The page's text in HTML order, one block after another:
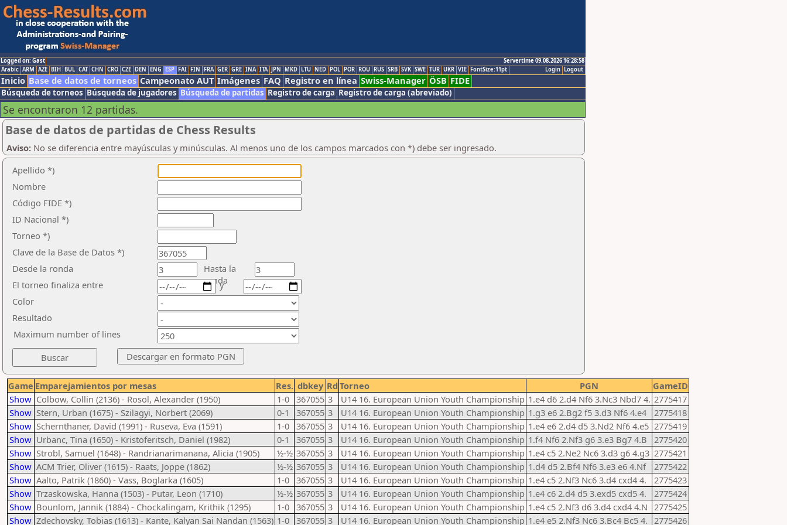
Logged on: Gast
Servertime 09.08.2026 16:28:58
Logout
Login
Arabic ARM AZE BIH BUL CAT CHN CRO CZE DEN ENG ESP FAI FIN FRA GER GRE INA ITA JPN MKD LTU NED POL POR ROU RUS SRB SVK SWE TUR UKR VIE FontSize:11pt
Inicio Base de datos de torneos Campeonato AUT Imágenes FAQ Registro en línea Swiss-Manager ÖSB FIDE
Búsqueda de torneos Búsqueda de jugadores Búsqueda de partidas Registro de carga Registro de carga (abreviado)
Se encontraron 12 partidas.
Base de datos de partidas de Chess Results
Aviso: No se diferencia entre mayúsculas y minúsculas. Al menos uno de los campos marcados con *) debe ser ingresado.
Apellido *)
Nombre
Código FIDE *)
ID Nacional *)
Torneo *)
Clave de la Base de Datos *)
Desde la ronda
Hasta la
ronda
El torneo finaliza entre
Color
Resultado
y
Maximum number of lines
Game Emparejamientos por mesas Res. dbkey Rd Torneo PGN
GameID
Show Colbow, Collin (2136) - Rosol, Alexander (1950) 1-0 367055 3 U14 16. European Union Youth Championship 1.e4 d6 2.d4 Nf6 3.Nc3 Nbd7 4. 2775417
Show Stern, Urban (1675) - Szilagyi, Norbert (2069) 0-1 367055 3 U14 16. European Union Youth Championship 1.g3 e6 2.Bg2 f5 3.d3 Nf6 4.e4
2775418
Show Schernthaner, David (1991) - Ruseva, Eva (1591) 1-0 367055 3 U14 16. European Union Youth Championship 1.e4 e6 2.d4 d5 3.Nd2 Nf6 4.e5 2775419
Show Urbanc, Tina (1650) - Kristoferitsch, Daniel (1982) 0-1 367055 3 U14 16. European Union Youth Championship 1.f4 Nf6 2.Nf3 g6 3.e3 Bg7 4.B
2775420
Show Strobl, Samuel (1648) - Randrianarimanana, Alicia (1905) ½-½ 367055 3 U14 16. European Union Youth Championship 1.e4 c5 2.Ne2 Nc6 3.d3 g6 4.g3 2775421
Show ACM Trier, Oliver (1615) - Raats, Joppe (1862) ½-½ 367055 3 U14 16. European Union Youth Championship 1.d4 d5 2.Bf4 Nf6 3.e3 e6 4.Nf
2775422
Show Aalto, Patrik (1860) - Vass, Boglarka (1605) 1-0 367055 3 U14 16. European Union Youth Championship 1.e4 c5 2.Nf3 Nc6 3.d4 cxd4 4.
2775423
Show Trzaskowska, Hanna (1503) - Putar, Leon (1710) ½-½ 367055 3 U14 16. European Union Youth Championship 1.e4 c6 2.d4 d5 3.exd5 cxd5 4.
2775424
Show Bounlom, Jannik (1884) - Chockalingam, Krithik (1295) 1-0 367055 3 U14 16. European Union Youth Championship 1.e4 c5 2.Nf3 d6 3.d4 cxd4 4.N 2775425
Show Zdechovsky, Tobias (1613) - Kante, Kalyan Sai Nandan (1563) 1-0 367055 3 U14 16. European Union Youth Championship 1.e4 e5 2.Nf3 Nc6 3.Bc4 Bc5 4. 2775426